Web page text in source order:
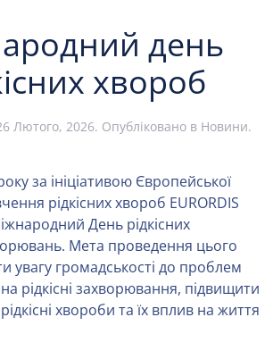
день
хвороб
Лютого, 2026. Опубліковано в Новини.
за ініціативою Європейської
рідкісних хвороб EURORDIS
День рідкісних
Мета проведення цього
увагу громадськості до проблем
рідкісні захворювання, підвищити
хвороби та їх вплив на життя